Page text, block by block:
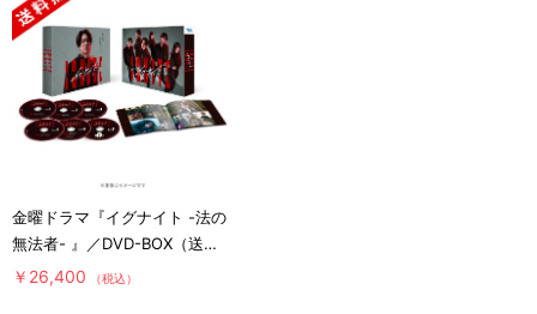
金曜ドラマ『イグナイト -法の
無法者- 』／DVD-BOX（送料
無料・6枚組）
￥26,400 （税込）